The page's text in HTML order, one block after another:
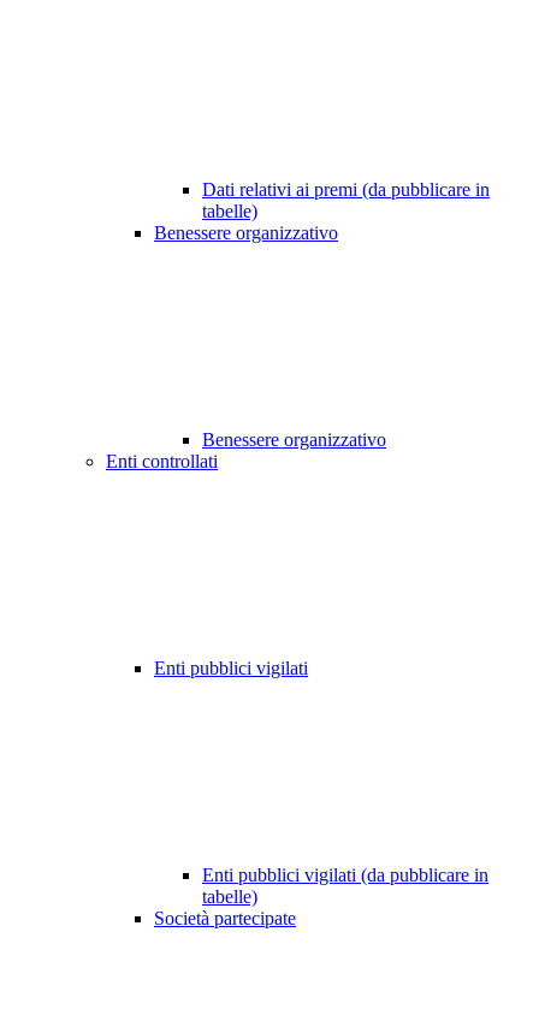
Dati relativi ai premi (da pubblicare in
tabelle)
Benessere organizzativo
Benessere organizzativo
Enti controllati
Enti pubblici vigilati
Enti pubblici vigilati (da pubblicare in
tabelle)
Società partecipate